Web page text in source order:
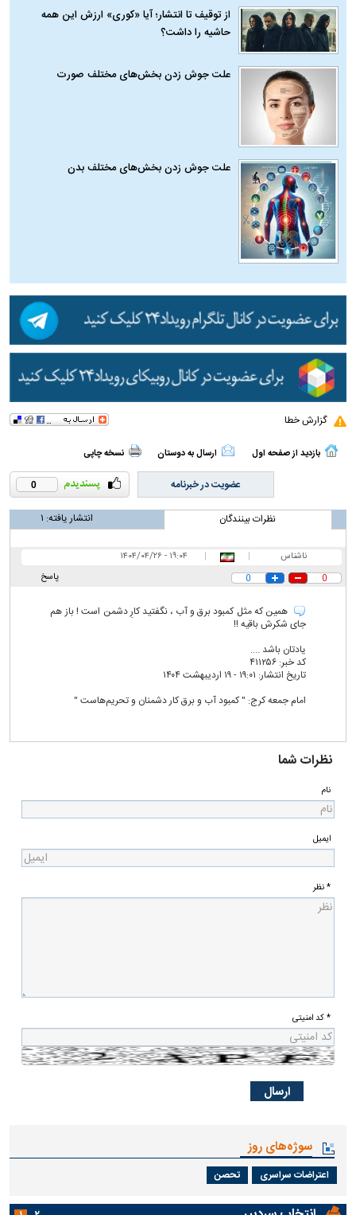
از توقیف تا انتشار؛ آیا «کوری» ارزش این همه
حاشیه را داشت؟
علت جوش زدن بخش‌های مختلف صورت
علت جوش زدن بخش‌های مختلف بدن
گزارش خطا
بازدید از صفحه اول ارسال به دوستان نسخه چاپی
0 عضویت در خبرنامه
نظرات بینندگان انتشار یافته: ۱
ناشناس |
|
۱۹:۰۴ - ۱۴۰۴/۰۴/۲۶
پاسخ
0
0
همین که مثل کمبود برق و آب ، نگفتید کارِ دشمن است ! باز هم
جای شکرش باقیه !!
یادتان باشد ....
کد خبر: ۴۱۱۲۵۶
تاریخ انتشار: ۱۹:۰۱ - ۱۹ ارديبهشت ۱۴۰۴
امام جمعه کرج: " کمبود آب و برق کار دشمنان و تحریم‌هاست "
نظرات شما
نام
ایمیل
* نظر
* کد امنیتی
سوژه‌های روز
اعتراضات سراسری تحصن